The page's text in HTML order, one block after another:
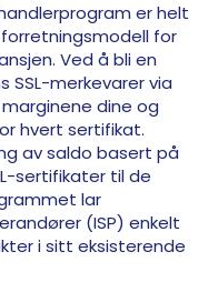
er helt
for
Ved å bli en
SSL-merkevarer via
dine og
hvert sertifikat.
av saldo basert på
sertifikater til de
lar
(ISP) enkelt
i sitt eksisterende